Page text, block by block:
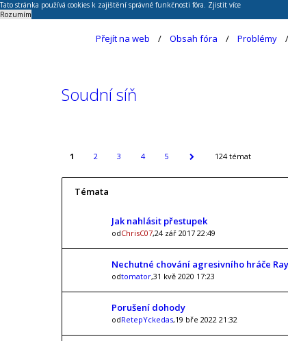
Tato stránka používá cookies k zajištění správné funkčnosti fóra. Zjistit více
Rozumím
Přejít na web Obsah fóra Problémy
Soudní síň
1 2 3 4 5 124 témat
Témata
Jak nahlásit přestupek
odChrisC07,24 zář 2017 22:49
Nechutné chování agresivního hráče
odtomator,31 kvě 2020 17:23
Porušení dohody
odRetepYckedas,19 bře 2022 21:32